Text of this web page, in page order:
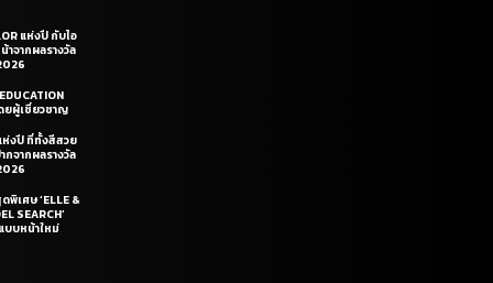
แห่งปี กับไอ
จากผลรางวัล
ยผู้เชี่ยวชาญ
ห่งปี ที่ทั้งสีสวย
กจากผลรางวัล
พิเศษ ‘ELLE &
SEARCH’
บบหน้าใหม่